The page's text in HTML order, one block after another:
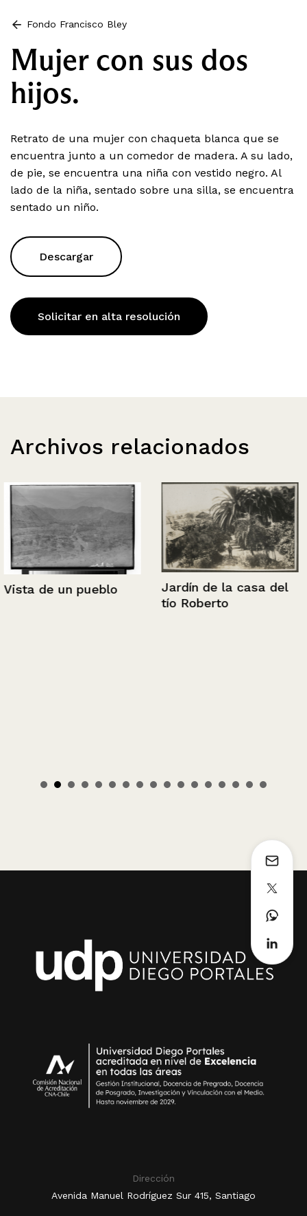
Fondo Francisco Bley
Mujer con sus dos
hijos.
Retrato de una mujer con chaqueta blanca que se
encuentra junto a un comedor de madera. A su lado,
de pie, se encuentra una niña con vestido negro. Al
lado de la niña, sentado sobre una silla, se encuentra
sentado un niño.
Descargar
Solicitar en alta resolución
Archivos relacionados
Vista de un pueblo
Jardín de la casa del
tío Roberto
Dirección
Avenida Manuel Rodríguez Sur 415, Santiago